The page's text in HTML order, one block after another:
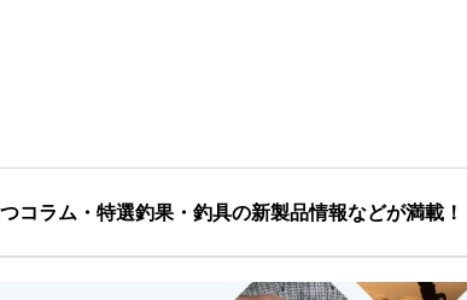
コラム・特選釣果・釣具の新製品情報などが満載！